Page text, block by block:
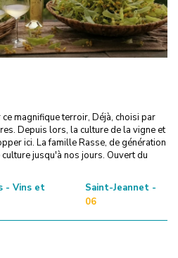
magnifique terroir, Déjà, choisi par
Depuis lors, la culture de la vigne et
ici. La famille Rasse, de génération
jusqu'à nos jours. Ouvert du
- Vins et
Saint-Jeannet -
06